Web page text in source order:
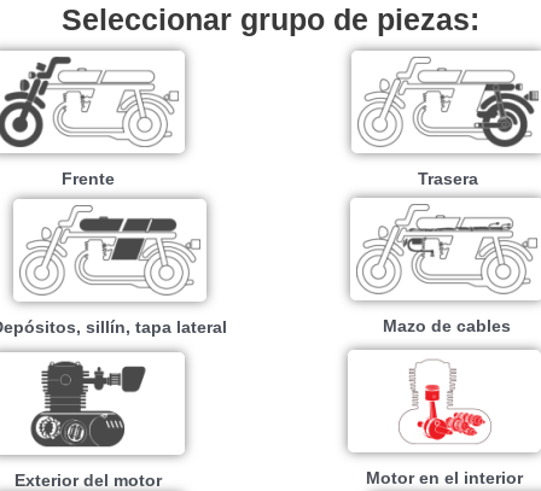
Seleccionar grupo de piezas:
Frente Trasera
sillín, tapa lateral Mazo de cables
Exterior del motor Motor en el interior